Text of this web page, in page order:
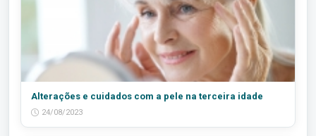
Alterações e cuidados com a pele na terceira idade
24/08/2023